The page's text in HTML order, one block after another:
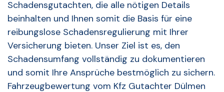
Schadensgutachten, die alle nötigen Details
beinhalten und Ihnen somit die Basis für eine
reibungslose Schadensregulierung mit Ihrer
Versicherung bieten. Unser Ziel ist es, den
Schadensumfang vollständig zu dokumentieren
und somit Ihre Ansprüche bestmöglich zu sichern.
Fahrzeugbewertung vom Kfz Gutachter Dülmen